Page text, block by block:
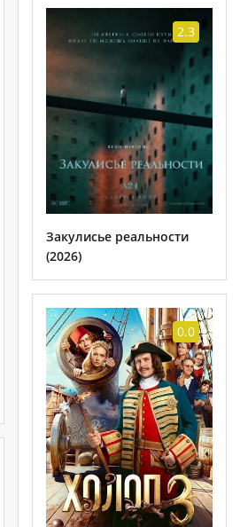
2.3
Закулисье реальности
(2026)
0.0